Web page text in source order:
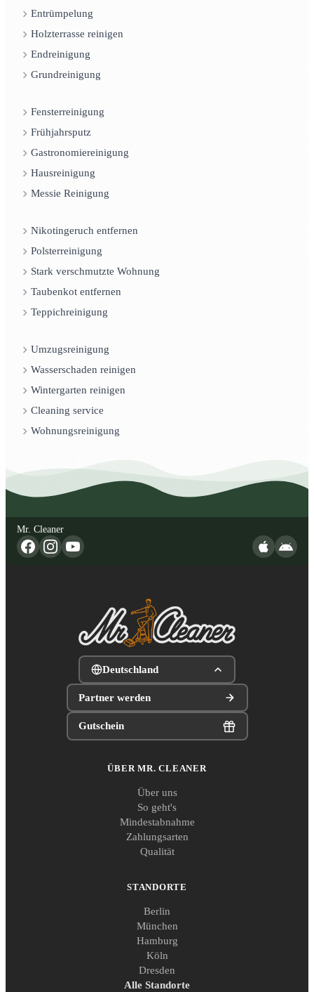
Entrümpelung
Holzterrasse reinigen
Endreinigung
Grundreinigung
Fensterreinigung
Frühjahrsputz
Gastronomiereinigung
Hausreinigung
Messie Reinigung
Nikotingeruch entfernen
Polsterreinigung
Stark verschmutzte Wohnung
Taubenkot entfernen
Teppichreinigung
Umzugsreinigung
Wasserschaden reinigen
Wintergarten reinigen
Cleaning service
Wohnungsreinigung
Mr. Cleaner
Deutschland
Partner werden
Gutschein
ÜBER MR. CLEANER
Über uns
So geht's
Mindestabnahme
Zahlungsarten
Qualität
STANDORTE
Berlin
München
Hamburg
Köln
Dresden
Alle Standorte